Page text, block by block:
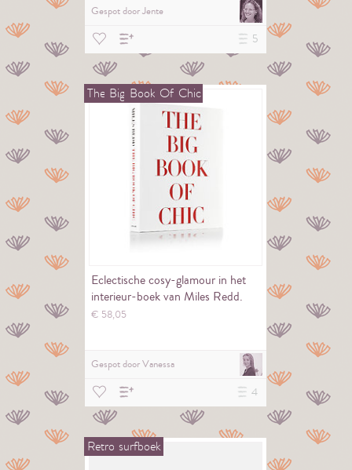
Gespot doorJente
5
The Big Book Of Chic
Eclectische cosy-glamour in het
interieur-boek van Miles Redd.
€ 58,05
Gespot doorVanessa
4
Retro surfboek